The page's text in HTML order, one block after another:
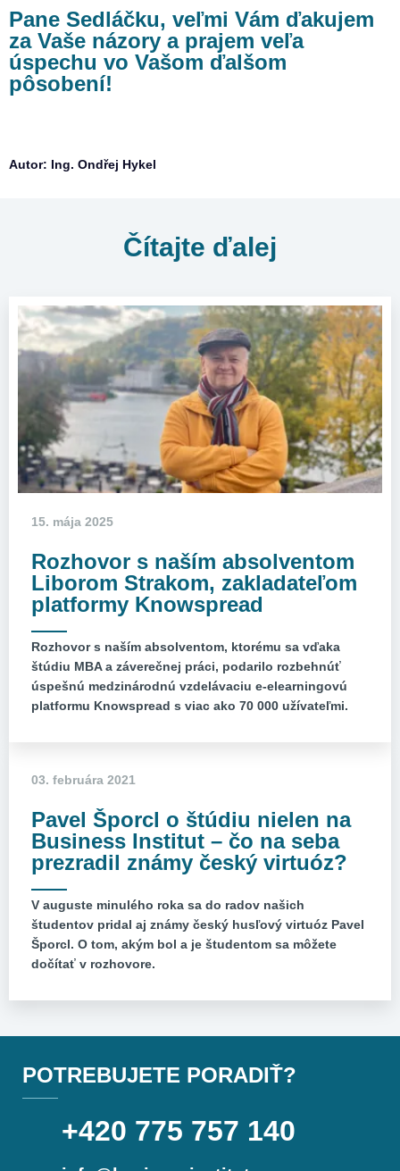
Pane Sedláčku, veľmi Vám ďakujem
za Vaše názory a prajem veľa
úspechu vo Vašom ďalšom
pôsobení!
Autor: Ing. Ondřej Hykel
Čítajte ďalej
Rozhovor s naším absolventom
Liborom Strakom, zakladateľom
platformy Knowspread
Rozhovor s naším absolventom, ktorému sa vďaka
štúdiu MBA a záverečnej práci, podarilo rozbehnúť
úspešnú medzinárodnú vzdelávaciu e-elearningovú
platformu Knowspread s viac ako 70 000 užívateľmi.
15. mája 2025
Pavel Šporcl o štúdiu nielen na
Business Institut – čo na seba
prezradil známy český virtuóz?
V auguste minulého roka sa do radov našich
študentov pridal aj známy český husľový virtuóz Pavel
Šporcl. O tom, akým bol a je študentom sa môžete
dočítať v rozhovore.
03. februára 2021
POTREBUJETE PORADIŤ?
+420 775 757 140